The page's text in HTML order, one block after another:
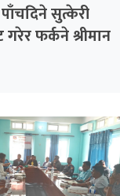
सुत्केरी
गरेर फर्कने श्रीमान